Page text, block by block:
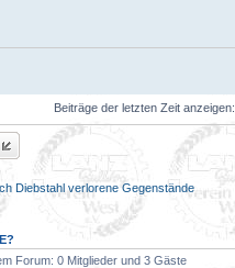
Beiträge der letzten Zeit
Diebstahl verlorene Gegenstände
Forum: 0 Mitglieder und 3 Gäste